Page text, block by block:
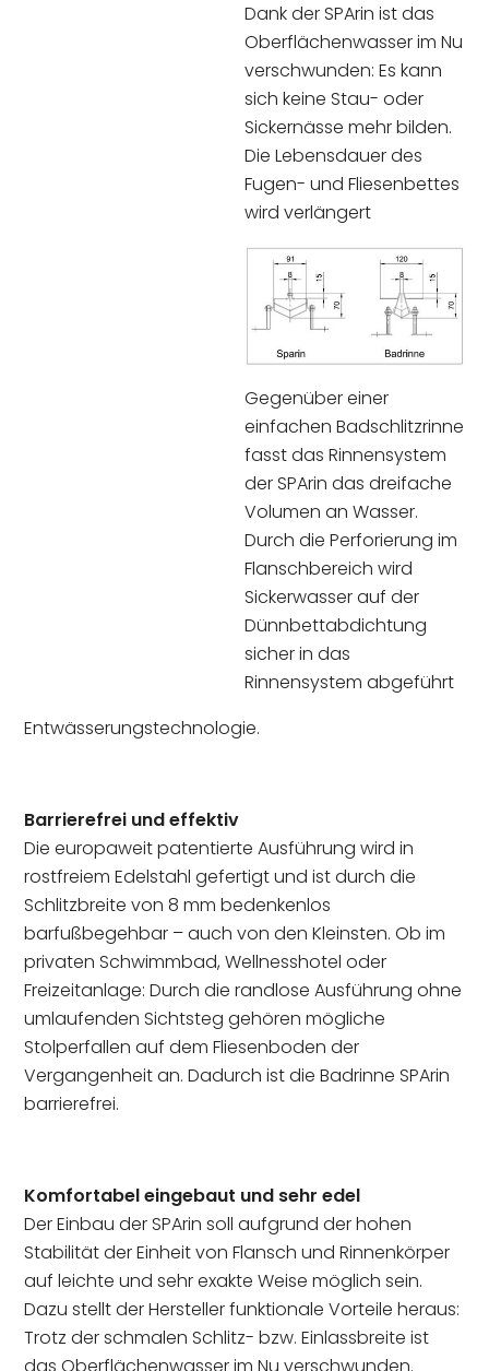
Dank der SPArin ist das
Oberflächenwasser im Nu
verschwunden: Es kann
sich keine Stau- oder
Sickernässe mehr bilden.
Die Lebensdauer des
Fugen- und Fliesenbettes
wird verlängert
Gegenüber einer
einfachen Badschlitzrinne
fasst das Rinnensystem
der SPArin das dreifache
Volumen an Wasser.
Durch die Perforierung im
Flanschbereich wird
Sickerwasser auf der
Dünnbettabdichtung
sicher in das
Rinnensystem abgeführt
Entwässerungstechnologie.
Barrierefrei und effektiv
Die europaweit patentierte Ausführung wird in
rostfreiem Edelstahl gefertigt und ist durch die
Schlitzbreite von 8 mm bedenkenlos
barfußbegehbar – auch von den Kleinsten. Ob im
privaten Schwimmbad, Wellnesshotel oder
Freizeitanlage: Durch die randlose Ausführung ohne
umlaufenden Sichtsteg gehören mögliche
Stolperfallen auf dem Fliesenboden der
Vergangenheit an. Dadurch ist die Badrinne SPArin
barrierefrei.
Komfortabel eingebaut und sehr edel
Der Einbau der SPArin soll aufgrund der hohen
Stabilität der Einheit von Flansch und Rinnenkörper
auf leichte und sehr exakte Weise möglich sein.
Dazu stellt der Hersteller funktionale Vorteile heraus:
Trotz der schmalen Schlitz- bzw. Einlassbreite ist